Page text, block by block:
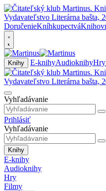
DoručenieKníhkupectvá
Knihy E-knihyAudioknihyHry
Vyhľadávanie
Prihlásiť
Vyhľadávanie
Knihy
E-knihy
Audioknihy
Hry
Filmy